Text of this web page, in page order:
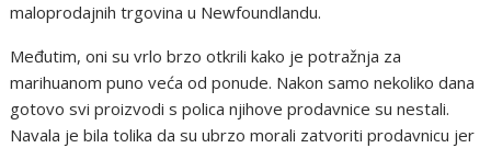
maloprodajnih trgovina u Newfoundlandu.
Međutim, oni su vrlo brzo otkrili kako je potražnja za
marihuanom puno veća od ponude. Nakon samo nekoliko dana
gotovo svi proizvodi s polica njihove prodavnice su nestali.
Navala je bila tolika da su ubrzo morali zatvoriti prodavnicu jer